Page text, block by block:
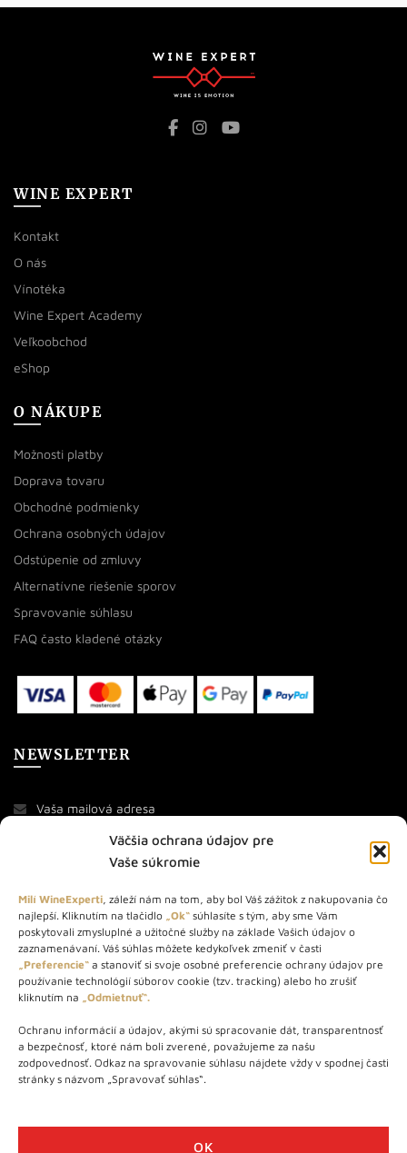
Väčšia ochrana údajov pre
Vaše súkromie
Milí WineExperti, záleží nám na tom, aby bol Váš zážitok z nakupovania čo
najlepší. Kliknutím na tlačidlo „Ok“ súhlasíte s tým, aby sme Vám
poskytovali zmysluplné a užitočné služby na základe Vašich údajov o
zaznamenávaní. Váš súhlas môžete kedykoľvek zmeniť v časti
„Preferencie“ a stanoviť si svoje osobné preferencie ochrany údajov pre
používanie technológií súborov cookie (tzv. tracking) alebo ho zrušiť
kliknutím na „Odmietnuť“.
Ochranu informácií a údajov, akými sú spracovanie dát, transparentnosť
a bezpečnosť, ktoré nám boli zverené, považujeme za našu
zodpovednosť. Odkaz na spravovanie súhlasu nájdete vždy v spodnej časti
stránky s názvom „Spravovať súhlas“.
OK
WINE EXPERT
Kontakt
O nás
Vínotéka
Wine Expert Academy
Veľkoobchod
eShop
O NÁKUPE
Možnosti platby
Doprava tovaru
Obchodné podmienky
Ochrana osobných údajov
Odstúpenie od zmluvy
Alternatívne riešenie sporov
Spravovanie súhlasu
FAQ často kladené otázky
NEWSLETTER
O NÁS
STORE – obchod s vínom a destilátmi od roku 2010. Na našej
webovej stránke predávame viac ako 1000+ značkových
produktov.
Info tel.: +421 917 779 888
Vínotéka: +421 917 888 879
Vínotéka: Bratislavská 49/B, Bratislava 841 06